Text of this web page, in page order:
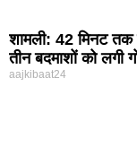
शामली: 42 मिनट तक
तीन बदमाशों को लगी
aajkibaat24